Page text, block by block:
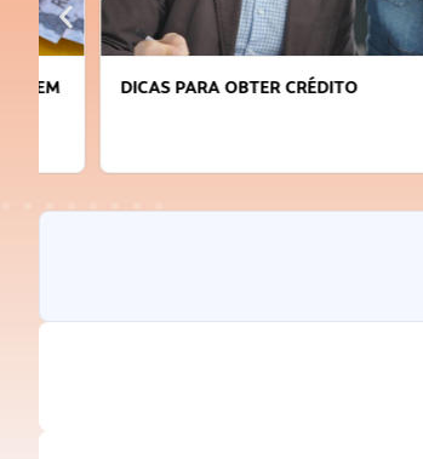
DICAS PARA OBTER CRÉDITO